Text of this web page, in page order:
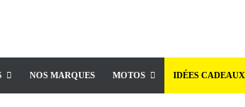
NOS MARQUES MOTOS IDÉES CADEAUX